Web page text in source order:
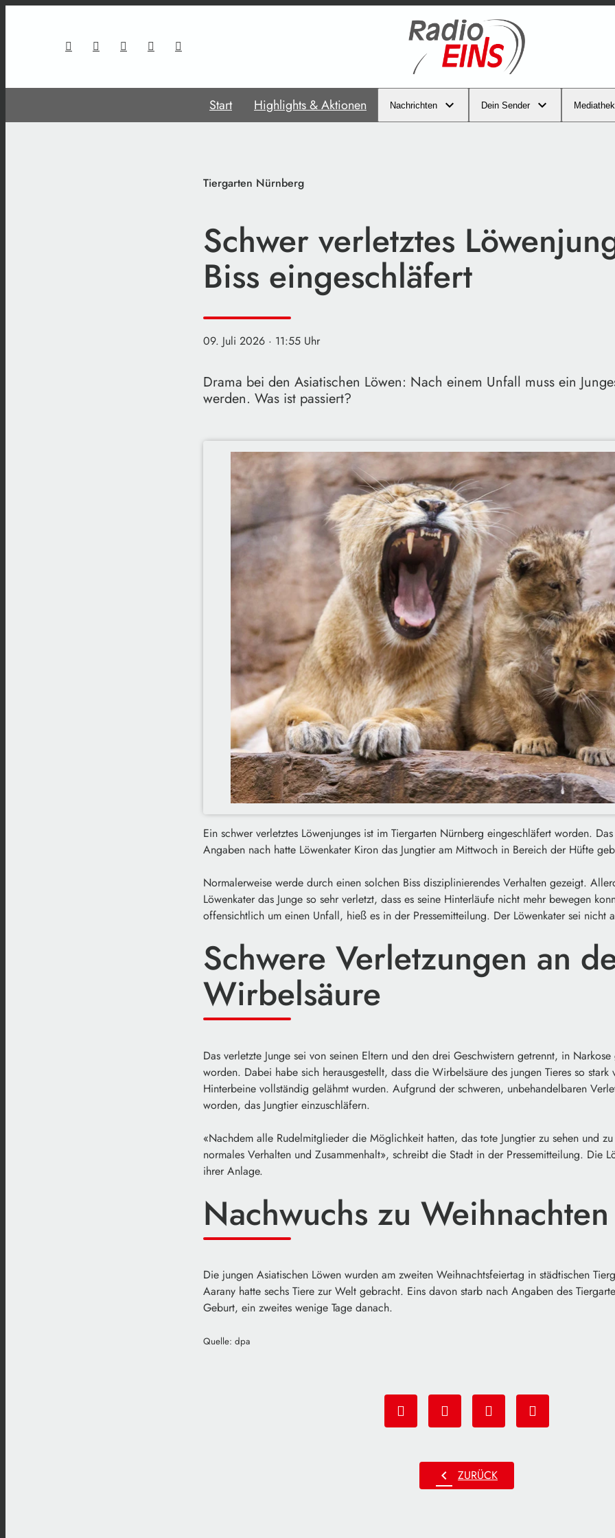
Start Highlights & Aktionen Nachrichten Dein Sender Mediathek
Tiergarten Nürnberg
Schwer verletztes
Biss eingeschläfert
09. Juli 2026 · 11:55 Uhr
Drama bei den Asiatischen Löwen: Nach einem Unfall muss ein
werden. Was ist passiert?
Ein schwer verletztes Löwenjunges ist im Tiergarten Nürnberg eingeschläfert worden.
Angaben nach hatte Löwenkater Kiron das Jungtier am Mittwoch in Bereich der Hüfte
Normalerweise werde durch einen solchen Biss disziplinierendes Verhalten gezeigt.
Löwenkater das Junge so sehr verletzt, dass es seine Hinterläufe nicht mehr bewegen
offensichtlich um einen Unfall, hieß es in der Pressemitteilung. Der Löwenkater sei nicht
Schwere Verletzungen an
Wirbelsäure
Das verletzte Junge sei von seinen Eltern und den drei Geschwistern getrennt, in
worden. Dabei habe sich herausgestellt, dass die Wirbelsäure des jungen Tieres so stark
Hinterbeine vollständig gelähmt wurden. Aufgrund der schweren, unbehandelbaren
worden, das Jungtier einzuschläfern.
«Nachdem alle Rudelmitglieder die Möglichkeit hatten, das tote Jungtier zu sehen und
normales Verhalten und Zusammenhalt», schreibt die Stadt in der Pressemitteilung. Die
ihrer Anlage.
Nachwuchs zu Weihnachten
Die jungen Asiatischen Löwen wurden am zweiten Weihnachtsfeiertag in städtischen
Aarany hatte sechs Tiere zur Welt gebracht. Eins davon starb nach Angaben des
Geburt, ein zweites wenige Tage danach.
Quelle: dpa
chevron_left ZURÜCK